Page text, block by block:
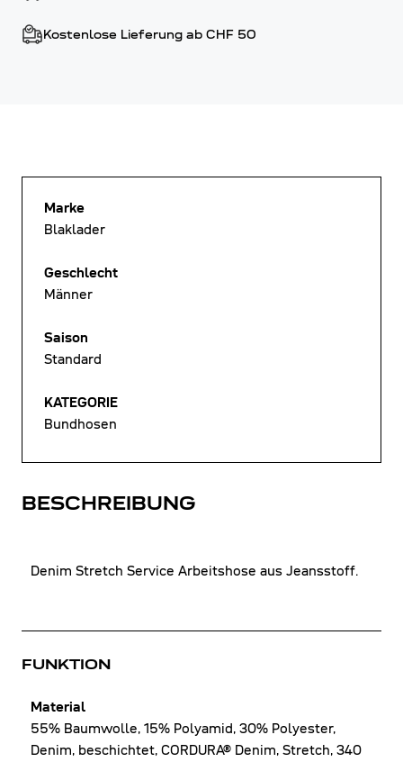
Kostenlose Lieferung ab CHF 50
BESCHREIBUNG
Denim Stretch Service Arbeitshose aus Jeansstoff.
FUNKTION
Material
55% Baumwolle, 15% Polyamid, 30% Polyester,
Denim, beschichtet, CORDURA® Denim, Stretch, 340
Marke
Blaklader
Geschlecht
Männer
Saison
Standard
KATEGORIE
Bundhosen